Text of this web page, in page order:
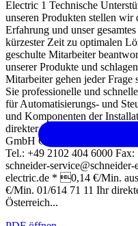
Electric 1 Technische
unseren Produkten stellen wir
Erfahrung und unser
kürzester Zeit zu optimalen
geschulte Mit­ar­bei­ter
unserer Produkte und
Mitarbeiter gehen jeder Frage
Sie professionelle und
für Automatisierungs- und
und Komponenten der
direkter Draht zu Schneider
GmbH Gothaer Straße 27 D-
Tel.: +49 2102 404 6000
schneider-
electric.de * 0,14 €/Min.
€/Min. 01/614 71 11 Ihr
Österreich...